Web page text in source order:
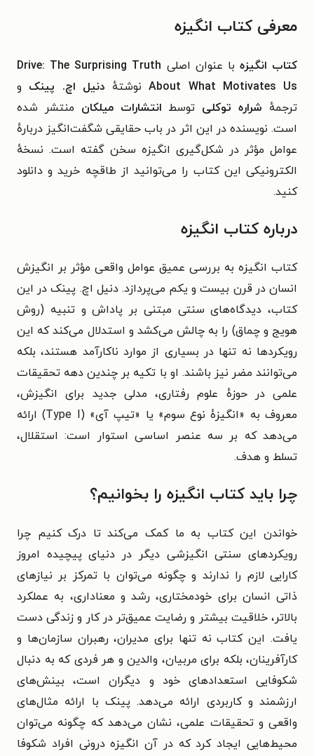
معرفی کتاب انگیزه
کتاب انگیزه با عنوان اصلی Drive: The Surprising Truth
About What Motivates Usنوشتهٔ دنیل اچ. پینک و
ترجمهٔ شراره توکلی توسط انتشارات میلکان منتشر شده
است. نویسنده در این اثر در باب حقایقی شگفت‌انگیز دربارهٔ
عوامل مؤثر در شکل‌گیری انگیزه سخن گفته است. نسخهٔ
الکترونیکی این کتاب را می‌توانید از طاقچه خرید و دانلود
کنید.
درباره کتاب انگیزه
کتاب انگیزه به بررسی عمیق عوامل واقعی مؤثر بر انگیزش
انسان در قرن بیست و یکم می‌پردازد. دنیل اچ. پینک در این
کتاب، دیدگاه‌های سنتی مبتنی بر پاداش و تنبیه (روش
هویج و چماق) را به چالش می‌کشد و استدلال می‌کند که این
رویکردها نه تنها در بسیاری از موارد ناکارآمد هستند، بلکه
می‌توانند مضر نیز باشند. او با تکیه بر چندین دهه تحقیقات
علمی در حوزهٔ علوم رفتاری، مدلی جدید برای انگیزش،
معروف به «انگیزهٔ نوع سوم» یا «تیپ آی» (Type I) ارائه
می‌دهد که بر سه عنصر اساسی استوار است: استقلال،
تسلط و هدف.
چرا باید کتاب انگیزه را بخوانیم؟
خواندن این کتاب به ما کمک می‌کند تا درک کنیم چرا
رویکردهای سنتی انگیزشی دیگر در دنیای پیچیده امروز
کارایی لازم را ندارند و چگونه می‌توان با تمرکز بر نیازهای
ذاتی انسان برای خودمختاری، رشد و معناداری، به عملکرد
بالاتر، خلاقیت بیشتر و رضایت عمیق‌تر در کار و زندگی دست
یافت. این کتاب نه تنها برای مدیران، رهبران سازمان‌ها و
کارآفرینان، بلکه برای مربیان، والدین و هر فردی که به دنبال
شکوفایی استعدادهای خود و دیگران است، بینش‌های
ارزشمند و کاربردی ارائه می‌دهد. پینک با ارائه مثال‌های
واقعی و تحقیقات علمی، نشان می‌دهد که چگونه می‌توان
محیط‌هایی ایجاد کرد که در آن انگیزه درونی افراد شکوفا